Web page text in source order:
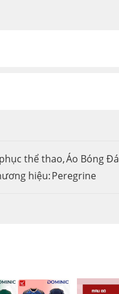
thể thao,Áo Bóng Đá
hiệu:Peregrine